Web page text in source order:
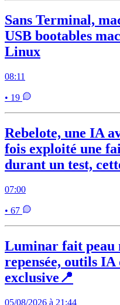
Sans Terminal,
USB bootables
Linux
08:11
• 19
Rebelote, une IA
fois exploité une
durant un test,
07:00
• 67
Luminar fait peau
repensée, outils IA
exclusive📍
05/08/2026 à 21:44